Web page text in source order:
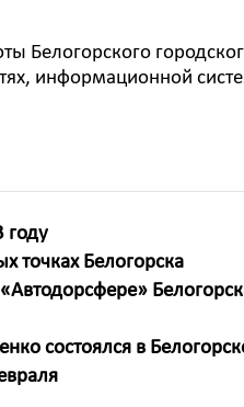
Белогорского
информационной
году
точках Белогорска
состоялся в